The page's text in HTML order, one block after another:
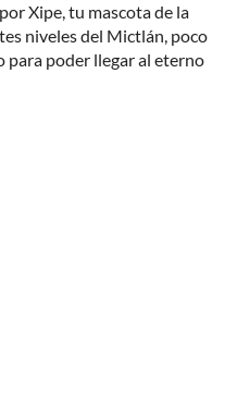
Xipe, tu mascota de la
niveles del Mictlán, poco
para poder llegar al eterno